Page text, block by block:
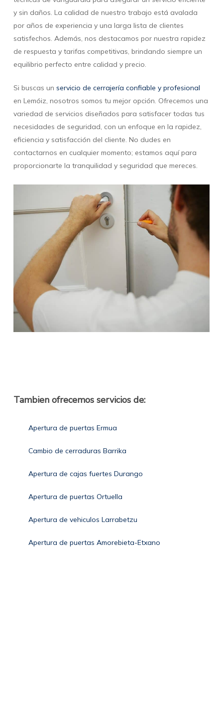
y sin daños. La calidad de nuestro trabajo está avalada
por años de experiencia y una larga lista de clientes
satisfechos. Además, nos destacamos por nuestra rapidez
de respuesta y tarifas competitivas, brindando siempre un
equilibrio perfecto entre calidad y precio.
Si buscas un servicio de cerrajería confiable y profesional
en Lemóiz, nosotros somos tu mejor opción. Ofrecemos una
variedad de servicios diseñados para satisfacer todas tus
necesidades de seguridad, con un enfoque en la rapidez,
eficiencia y satisfacción del cliente. No dudes en
contactarnos en cualquier momento; estamos aquí para
proporcionarte la tranquilidad y seguridad que mereces.
Tambien ofrecemos servicios de:
Apertura de puertas Ermua
Cambio de cerraduras Barrika
Apertura de cajas fuertes Durango
Apertura de puertas Ortuella
Apertura de vehiculos Larrabetzu
Apertura de puertas Amorebieta-Etxano